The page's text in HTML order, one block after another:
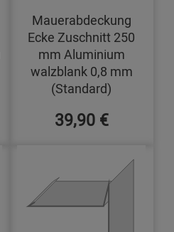
Mauerabdeckung
Ecke Zuschnitt 250
mm Aluminium
walzblank 0,8 mm
(Standard)
39,90 €